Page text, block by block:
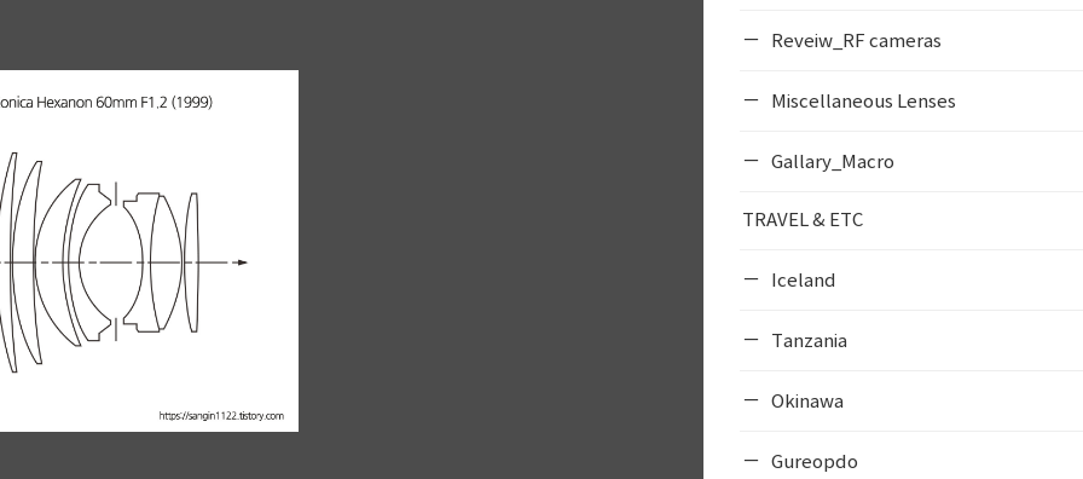
Reveiw_RF cameras
Miscellaneous Lenses
Gallary_Macro
TRAVEL & ETC
Iceland
Tanzania
Okinawa
Gureopdo